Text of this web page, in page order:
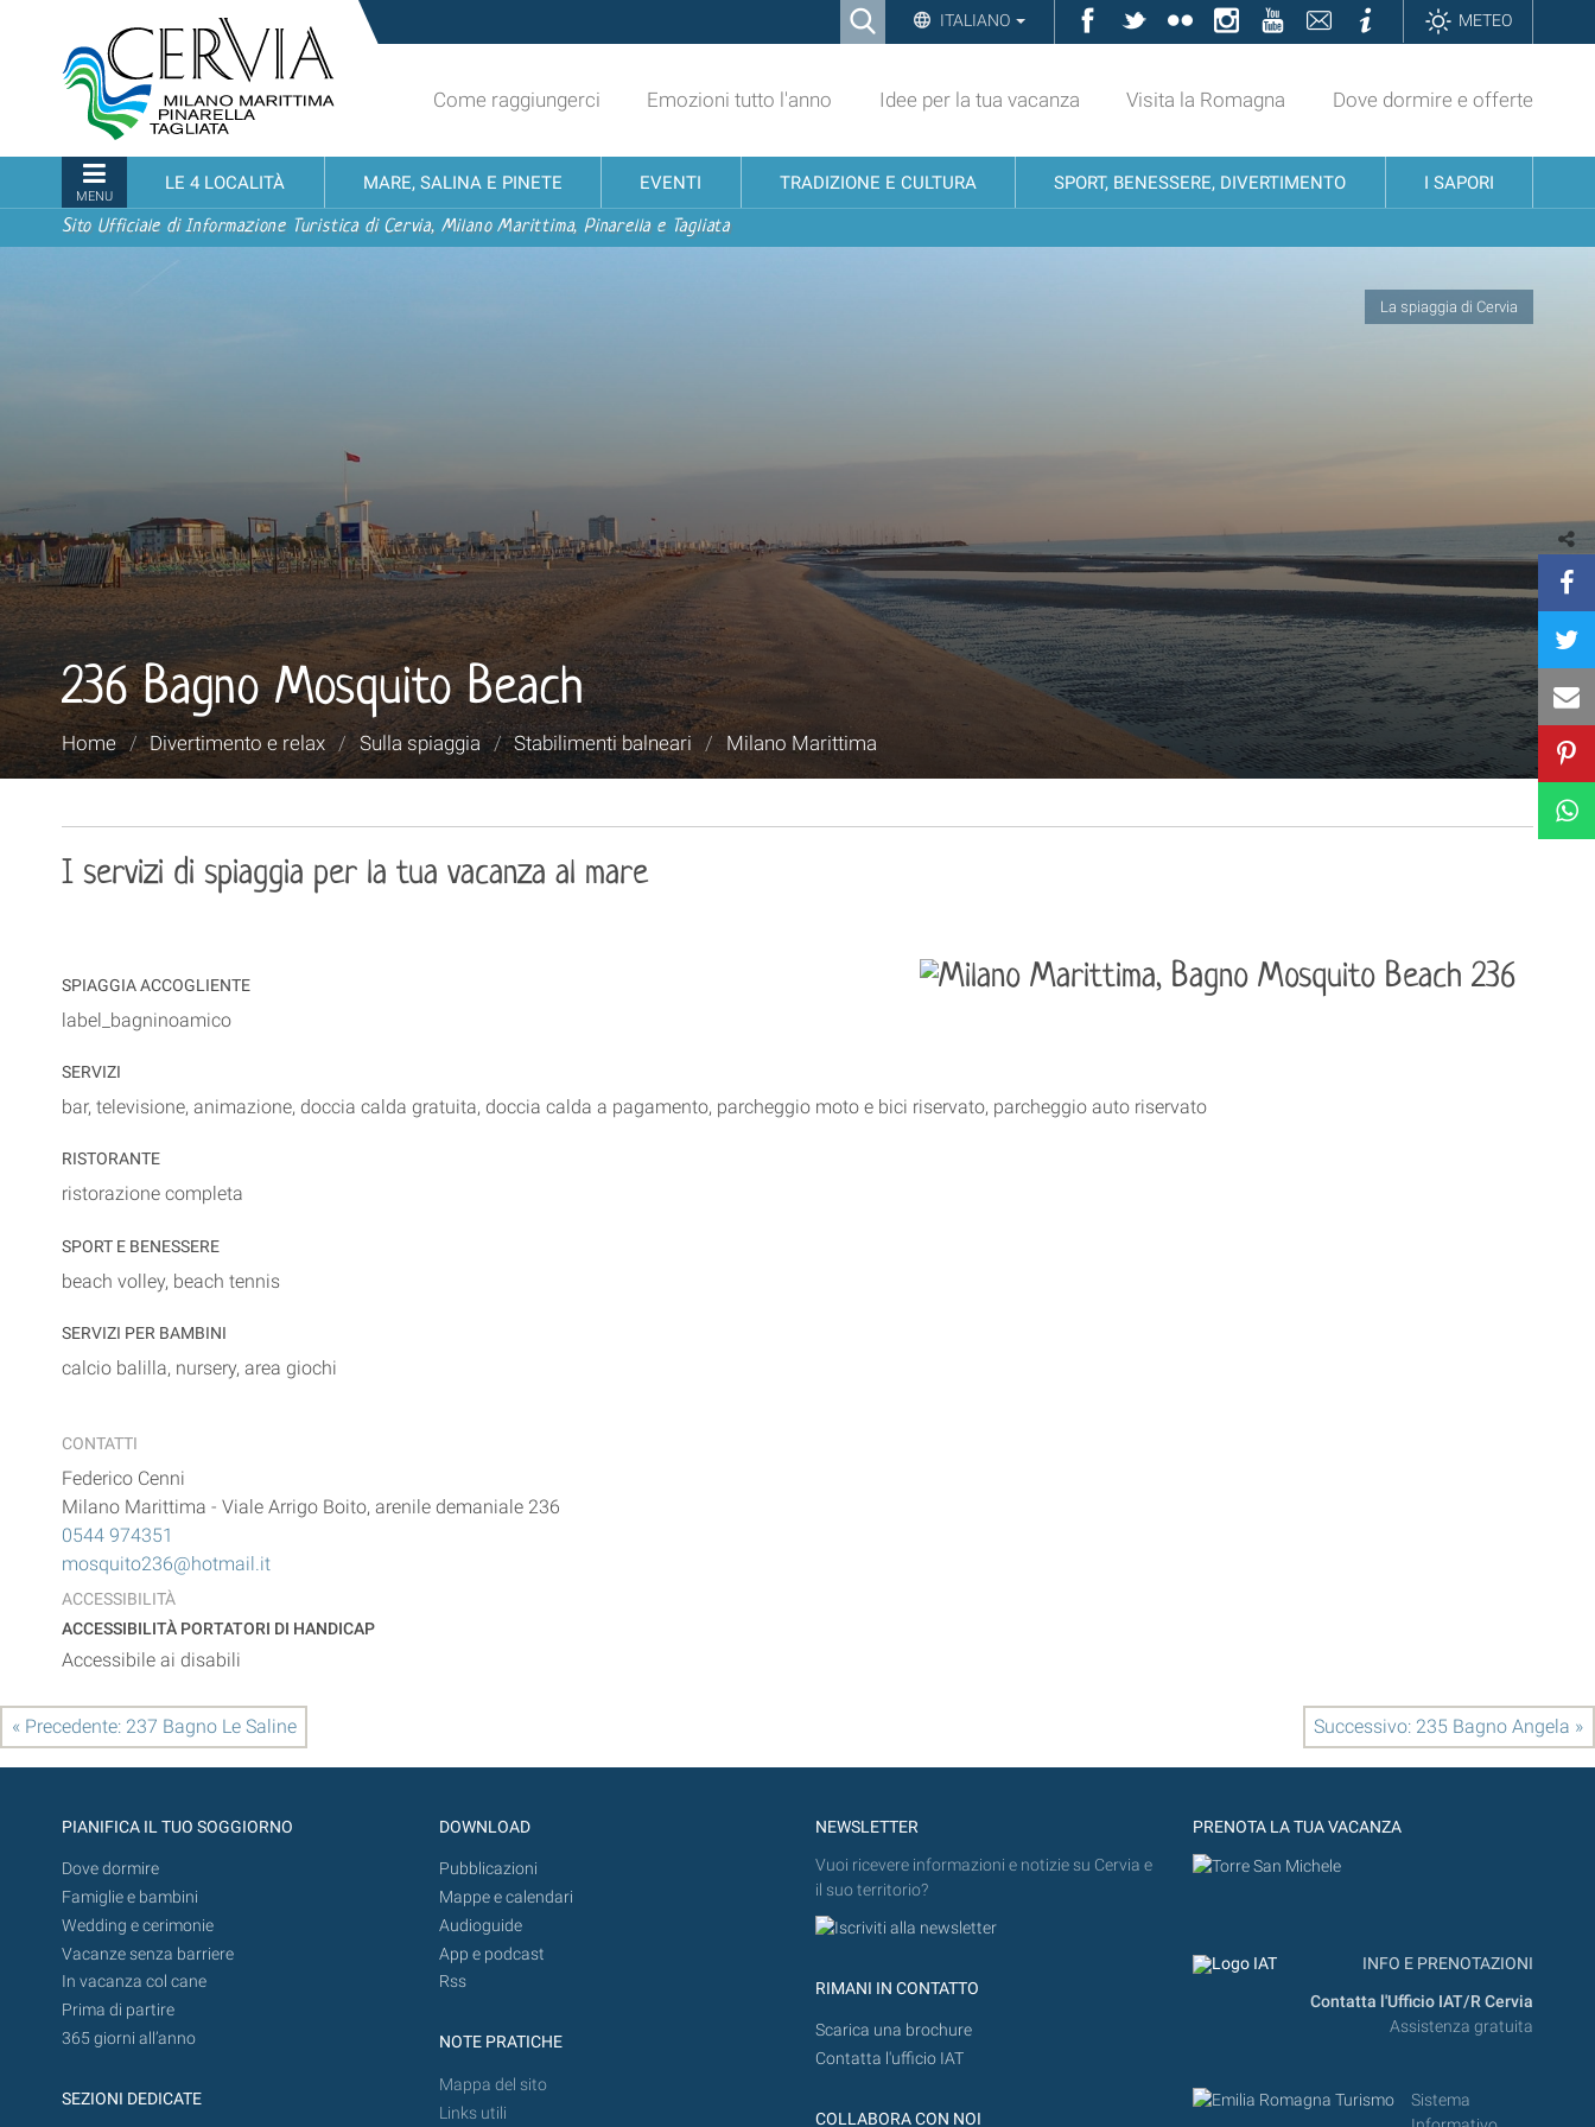
contenuti.
alla
navigazione
Ricerca ITALIANO Facebook
TwitterFlickrInstagramYouTubeContattiInformazioniMETEO
turistico
ufficiale
Cervia,
Milano
Marittima,
Pinarella,
Tagliata
Come raggiungerci Emozioni tutto l'anno Idee per la tua vacanza Visita la Romagna Dove dormire e offerte
MENU
LE 4 LOCALITÀ MARE, SALINA E PINETE EVENTI TRADIZIONE E CULTURA SPORT, BENESSERE, DIVERTIMENTO I SAPORI
Sito Ufficiale di Informazione Turistica di Cervia, Milano Marittima, Pinarella e Tagliata
La spiaggia di Cervia
236 Bagno Mosquito Beach
Tu
sei
Home / Divertimento e relax / Sulla spiaggia / Stabilimenti balneari / Milano Marittima
I servizi di spiaggia per la tua vacanza al mare
SPIAGGIA ACCOGLIENTE
label_bagninoamico
SERVIZI
bar, televisione, animazione, doccia calda gratuita, doccia calda a pagamento, parcheggio moto e bici riservato, parcheggio auto riservato
RISTORANTE
ristorazione completa
SPORT E BENESSERE
beach volley, beach tennis
SERVIZI PER BAMBINI
calcio balilla, nursery, area giochi
CONTATTI
Federico Cenni
Milano Marittima - Viale Arrigo Boito, arenile demaniale 236
0544 974351
mosquito236@hotmail.it
ACCESSIBILITÀ
ACCESSIBILITÀ PORTATORI DI HANDICAP
Accessibile ai disabili
« Precedente: 237 Bagno Le Saline Successivo: 235 Bagno Angela »
PIANIFICA IL TUO SOGGIORNO
Dove dormire
Famiglie e bambini
Wedding e cerimonie
Vacanze senza barriere
In vacanza col cane
Prima di partire
365 giorni all’anno
SEZIONI DEDICATE
DOWNLOAD
Pubblicazioni
Mappe e calendari
Audioguide
App e podcast
Rss
NOTE PRATICHE
Mappa del sito
Links utili
NEWSLETTER
Vuoi ricevere informazioni e notizie su Cervia e
il suo territorio?
RIMANI IN CONTATTO
Scarica una brochure
Contatta l'ufficio IAT
COLLABORA CON NOI
PRENOTA LA TUA VACANZA
INFO E PRENOTAZIONI
Contatta l'Ufficio IAT/R Cervia
Assistenza gratuita
Sistema